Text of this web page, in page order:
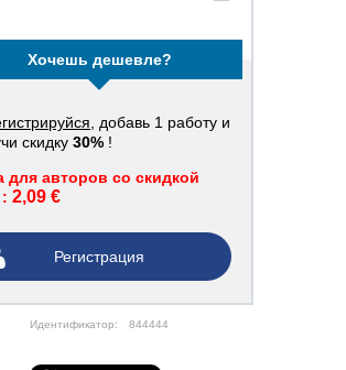
Хочешь дешевле?
, добавь 1 работу и
скидку 30% !
для авторов со скидкой
2,09 €
Регистрация
Идентификатор: 844444